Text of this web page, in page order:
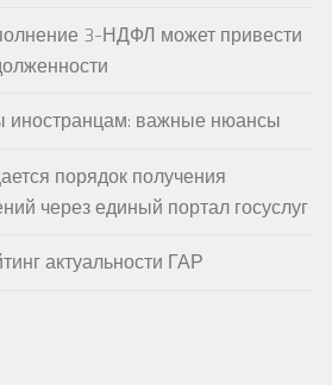
3-НДФЛ может привести
иностранцам: важные нюансы
порядок получения
через единый портал госуслуг
актуальности ГАР